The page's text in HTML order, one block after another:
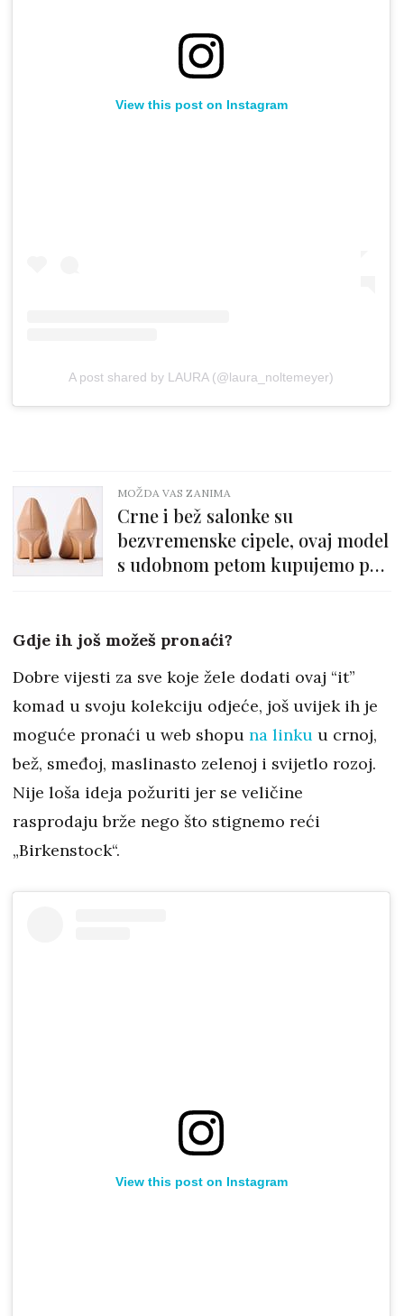
View this post on Instagram
A post shared by LAURA (@laura_noltemeyer)
MOŽDA VAS ZANIMA
Crne i bež salonke su
bezvremenske cipele, ovaj model
s udobnom petom kupujemo po
Gdje ih još možeš pronaći?
Dobre vijesti za sve koje žele dodati ovaj “it”
komad u svoju kolekciju odjeće, još uvijek ih je
moguće pronaći u web shopu na linku u crnoj,
bež, smeđoj, maslinasto zelenoj i svijetlo rozoj.
Nije loša ideja požuriti jer se veličine
rasprodaju brže nego što stignemo reći
„Birkenstock“.
View this post on Instagram